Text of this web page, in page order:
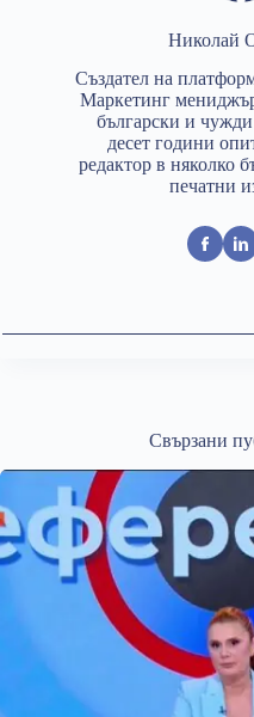
Николай
Създател на
Маркетинг
български и
десет години
редактор в няколко
печатни
Свързани